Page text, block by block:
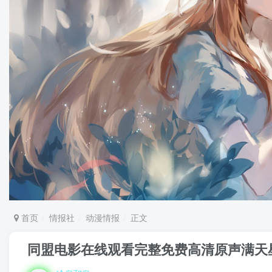
首页 情报社 动漫情报 正文
同盟电影在线观看完整免费高清原声满天